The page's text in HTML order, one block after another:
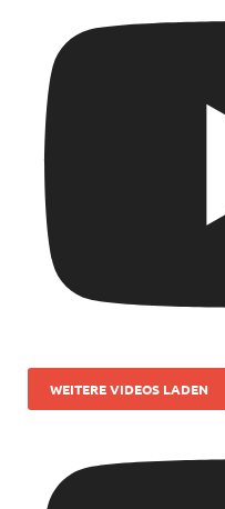
WEITERE VIDEOS LADEN